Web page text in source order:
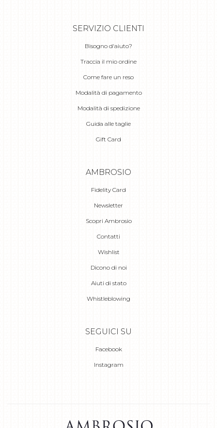
SERVIZIO CLIENTI
Bisogno d'aiuto?
Traccia il mio ordine
Come fare un reso
Modalità di pagamento
Modalità di spedizione
Guida alle taglie
Gift Card
AMBROSIO
Fidelity Card
Newsletter
Scopri Ambrosio
Contatti
Wishlist
Dicono di noi
Aiuti di stato
Whistleblowing
SEGUICI SU
Facebook
Instagram